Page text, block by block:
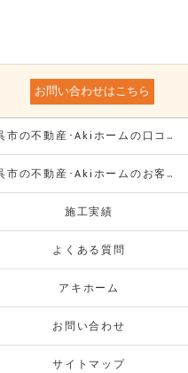
お問い合わせはこちら
呉市の不動産･Akiホームの口コミ情報
呉市の不動産･Akiホームのお客様の声
施工実績
よくある質問
アキホーム
お問い合わせ
サイトマップ